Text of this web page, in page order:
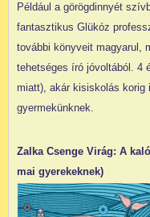
Például a görögdinnyét
fantasztikus Glükóz
további könyveit magyarul,
tehetséges író jóvoltából. 4
miatt), akár kisiskolás korig
gyermekünknek.
Zalka Csenge Virág: A
mai gyerekeknek)